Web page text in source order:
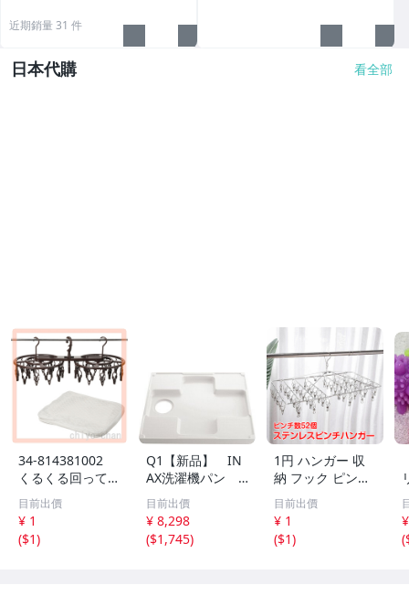
近期銷量 31 件
日本代購 看全部
34-814381002
くるくる回って
ラクに干せて 引
っ張って取り込め
る ランドリーメ
イト４０＆ デュ
目前出價
¥ 1
($1)
Q1【新品】 IN
AX洗濯機パン P
F-7464AC/FW1-B
L
目前出價
¥ 8,298
($1,745)
1円 ハンガー 収
納 フック ピンチ
ハンガー ステン
レス 洗濯 バサミ
ばさみ 52ピンチ
折りたたみ 角ハ
目前出價
¥ 1
($1)
(